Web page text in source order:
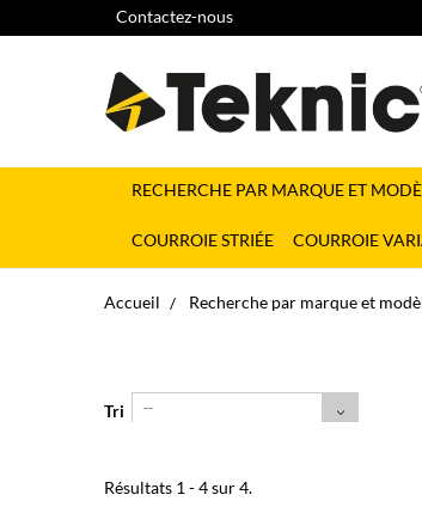
Contactez-nous
RECHERCHE PAR MARQUE ET
COURROIE STRIÉE COURROIE
Accueil Recherche par marque et
Tri --
Résultats 1 - 4 sur 4.